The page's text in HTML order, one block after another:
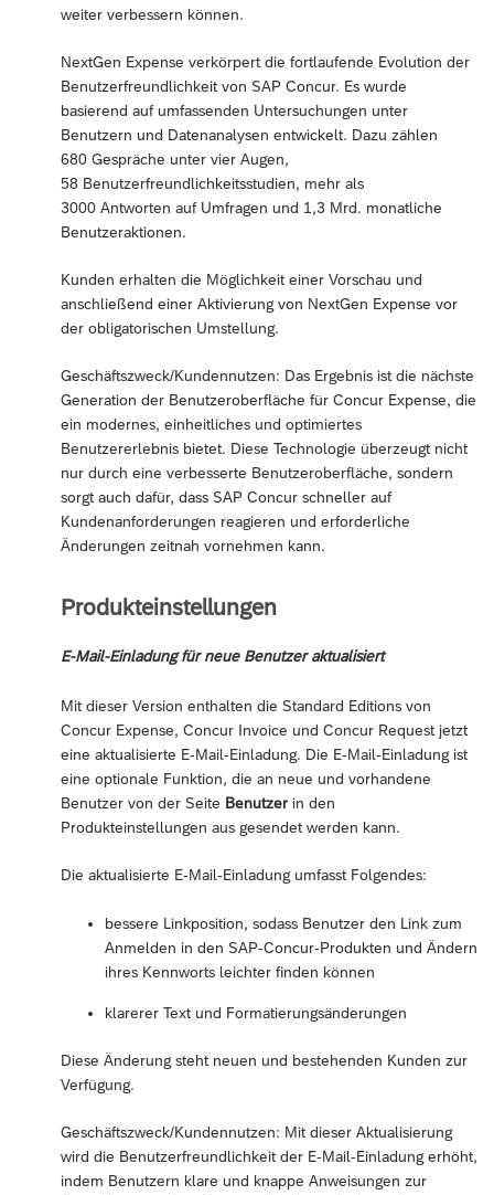
weiter verbessern können.
NextGen Expense verkörpert die fortlaufende Evolution der
Benutzerfreundlichkeit von SAP Concur. Es wurde
basierend auf umfassenden Untersuchungen unter
Benutzern und Datenanalysen entwickelt. Dazu zählen
680 Gespräche unter vier Augen,
58 Benutzerfreundlichkeitsstudien, mehr als
3000 Antworten auf Umfragen und 1,3 Mrd. monatliche
Benutzeraktionen.
Kunden erhalten die Möglichkeit einer Vorschau und
anschließend einer Aktivierung von NextGen Expense vor
der obligatorischen Umstellung.
Geschäftszweck/Kundennutzen: Das Ergebnis ist die nächste
Generation der Benutzeroberfläche für Concur Expense, die
ein modernes, einheitliches und optimiertes
Benutzererlebnis bietet. Diese Technologie überzeugt nicht
nur durch eine verbesserte Benutzeroberfläche, sondern
sorgt auch dafür, dass SAP Concur schneller auf
Kundenanforderungen reagieren und erforderliche
Änderungen zeitnah vornehmen kann.
Produkteinstellungen
E-Mail-Einladung für neue Benutzer aktualisiert
Mit dieser Version enthalten die Standard Editions von
Concur Expense, Concur Invoice und Concur Request jetzt
eine aktualisierte E-Mail-Einladung. Die E-Mail-Einladung ist
eine optionale Funktion, die an neue und vorhandene
Benutzer von der Seite Benutzer in den
Produkteinstellungen aus gesendet werden kann.
Die aktualisierte E-Mail-Einladung umfasst Folgendes:
bessere Linkposition, sodass Benutzer den Link zum
Anmelden in den SAP-Concur-Produkten und Ändern
ihres Kennworts leichter finden können
klarerer Text und Formatierungsänderungen
Diese Änderung steht neuen und bestehenden Kunden zur
Verfügung.
Geschäftszweck/Kundennutzen: Mit dieser Aktualisierung
wird die Benutzerfreundlichkeit der E-Mail-Einladung erhöht,
indem Benutzern klare und knappe Anweisungen zur